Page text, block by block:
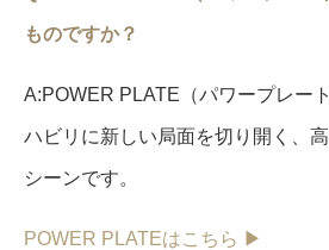
ものですか？
A:POWER PLATE（パワープレー
ハビリに新しい局面を切り開く、
シーンです。
POWER PLATEはこちら ▶︎